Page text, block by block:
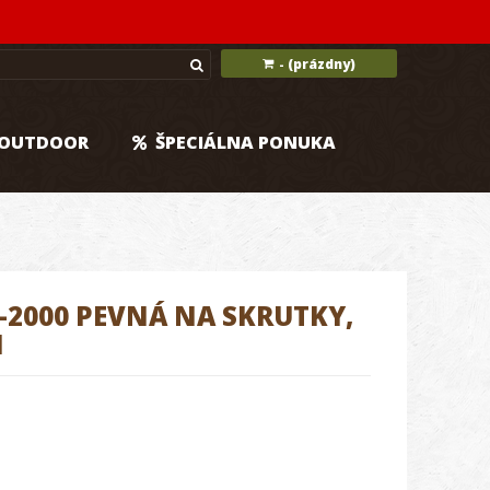
- (prázdny)
ŠPECIÁLNA PONUKA
PEVNÁ NA SKRUTKY,